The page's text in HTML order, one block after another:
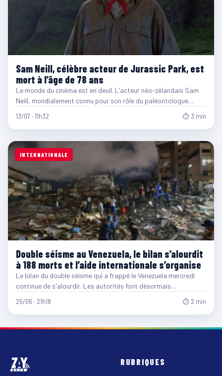
Sam Neill, célèbre acteur de Jurassic Park, est
mort à l’âge de 78 ans
Le monde du cinéma est en deuil. L'acteur néo-zélandais Sam
Neill, mondialement connu pour son rôle du paléontologue…
13/07 · 11h32 ⏱ 3 min
INTERNATIONALE
Double séisme au Venezuela, le bilan s’alourdit
à 188 morts et l’aide internationale s’organise
Le bilan du double séisme qui a frappé le Venezuela mercredi
continue de s'alourdir. Les autorités font désormais…
25/06 · 21h18 ⏱ 2 min
RUBRIQUES